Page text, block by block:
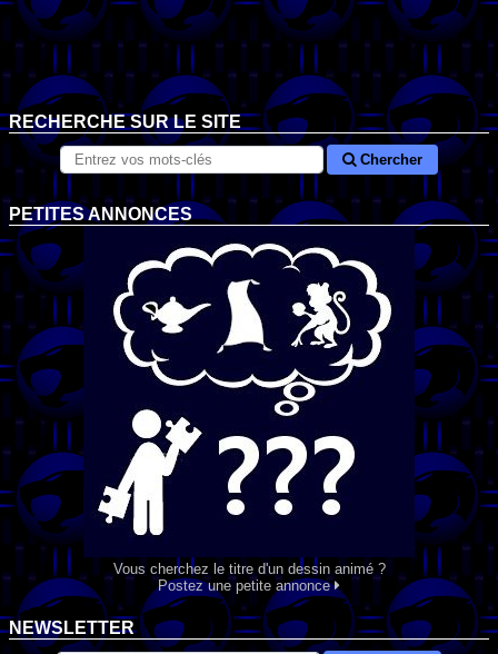
RECHERCHE SUR LE SITE
Chercher
PETITES ANNONCES
Vous cherchez le titre d'un dessin animé ?
Postez une petite annonce
NEWSLETTER